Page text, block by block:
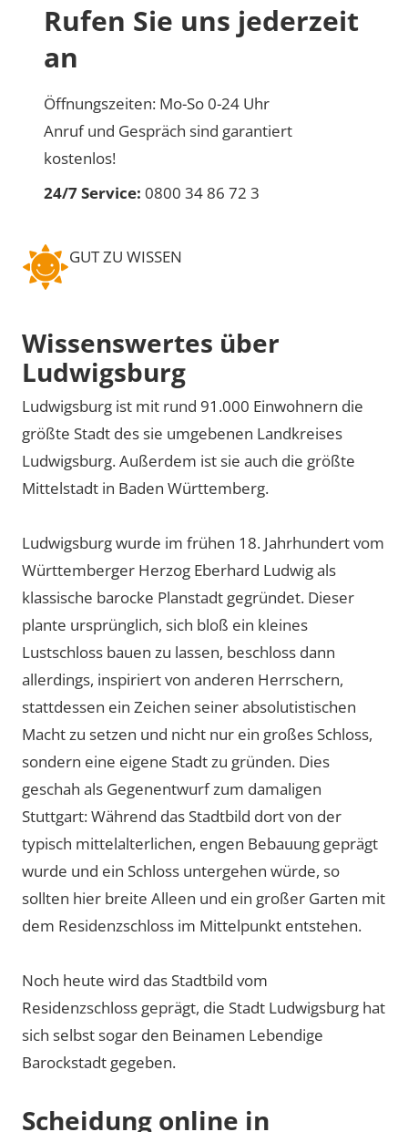
Rufen Sie uns jederzeit
an
Öffnungszeiten: Mo-So 0-24 Uhr
Anruf und Gespräch sind garantiert
kostenlos!
24/7 Service: 0800 34 86 72 3
GUT ZU WISSEN
Wissenswertes über
Ludwigsburg
Ludwigsburg ist mit rund 91.000 Einwohnern die
größte Stadt des sie umgebenen Landkreises
Ludwigsburg. Außerdem ist sie auch die größte
Mittelstadt in Baden Württemberg.
Ludwigsburg wurde im frühen 18. Jahrhundert vom
Württemberger Herzog Eberhard Ludwig als
klassische barocke Planstadt gegründet. Dieser
plante ursprünglich, sich bloß ein kleines
Lustschloss bauen zu lassen, beschloss dann
allerdings, inspiriert von anderen Herrschern,
stattdessen ein Zeichen seiner absolutistischen
Macht zu setzen und nicht nur ein großes Schloss,
sondern eine eigene Stadt zu gründen. Dies
geschah als Gegenentwurf zum damaligen
Stuttgart: Während das Stadtbild dort von der
typisch mittelalterlichen, engen Bebauung geprägt
wurde und ein Schloss untergehen würde, so
sollten hier breite Alleen und ein großer Garten mit
dem Residenzschloss im Mittelpunkt entstehen.
Noch heute wird das Stadtbild vom
Residenzschloss geprägt, die Stadt Ludwigsburg hat
sich selbst sogar den Beinamen Lebendige
Barockstadt gegeben.
Scheidung online in